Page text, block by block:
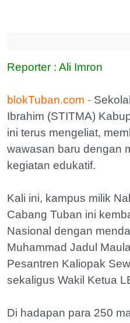
Reporter : Ali Imron
blokTuban.com -
Ibrahim (STITMA)
ini terus mengeliat,
wawasan baru dengan
kegiatan edukatif.
Kali ini, kampus milik
Cabang Tuban ini
Nasional dengan
Muhammad Jadul
Pesantren Kaliopak
sekaligus Wakil Ketua
Di hadapan para 250